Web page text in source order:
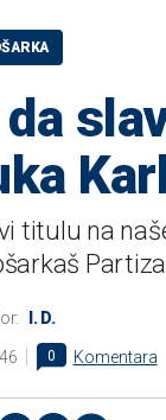
titulu na
I. D.
0 Komentara